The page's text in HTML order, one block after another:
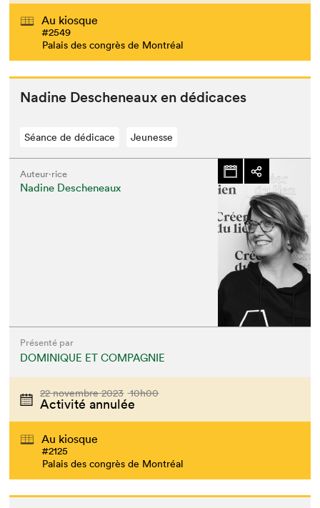
Au kiosque
#2549
Palais des congrès de Montréal
Nadine Desch­e­neaux en dédicaces
Séance de dédicace Jeunesse
Auteur·rice
Nadine Descheneaux
Présenté par
DOMINIQUE ET COMPAGNIE
22 novembre 2023 10h00
Activité annulée
Au kiosque
#2125
Palais des congrès de Montréal